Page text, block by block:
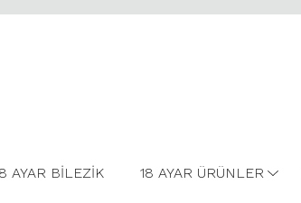
AYAR BİLEZİK 18 AYAR ÜRÜNLER